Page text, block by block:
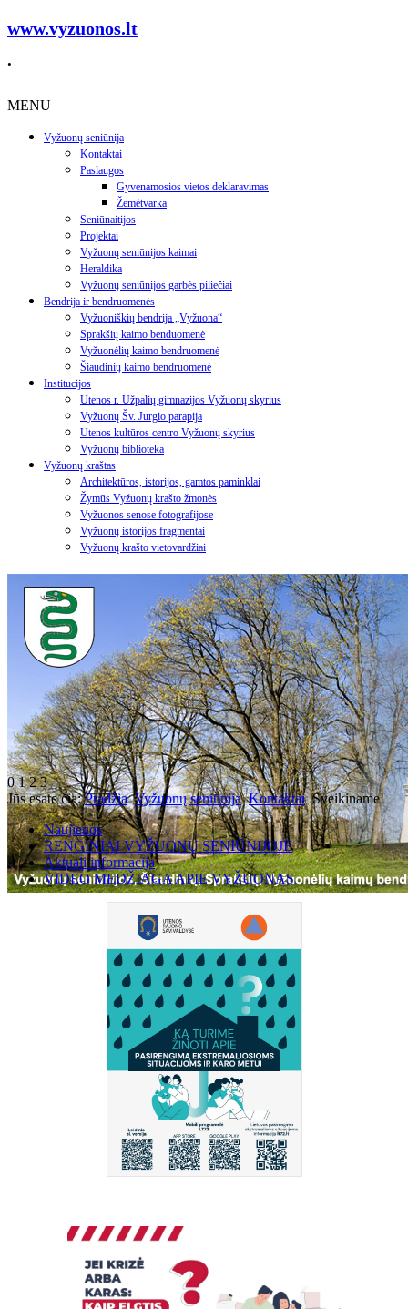
www.vyzuonos.lt
.
MENU
Vyžuonų seniūnija
Kontaktai
Paslaugos
Gyvenamosios vietos deklaravimas
Žemėtvarka
Seniūnaitijos
Projektai
Vyžuonų seniūnijos kaimai
Heraldika
Vyžuonų seniūnijos garbės piliečiai
Bendrija ir bendruomenės
Vyžuoniškių bendrija „Vyžuona“
Sprakšių kaimo benduomenė
Vyžuonėlių kaimo bendruomenė
Šiaudinių kaimo bendruomenė
Institucijos
Utenos r. Užpalių gimnazijos Vyžuonų skyrius
Vyžuonų Šv. Jurgio parapija
Utenos kultūros centro Vyžuonų skyrius
Vyžuonų biblioteka
Vyžuonų kraštas
Architektūros, istorijos, gamtos paminklai
Žymūs Vyžuonų krašto žmonės
Vyžuonos senose fotografijose
Vyžuonų istorijos fragmentai
Vyžuonų krašto vietovardžiai
0123
Jūs esate čia:Pradžia Vyžuonų seniūnija Kontaktai Sveikiname!
Naujienos
RENGINIAI VYŽUONŲ SENIŪNIJOJE
Aktuali informacija
VIDEO MEDŽIAGA APIE VYŽUONAS